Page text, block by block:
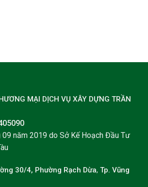
MẠI DỊCH VỤ XÂY DỰNG TRẦN
09 năm 2019 do Sở Kế Hoạch Đầu Tư
30/4, Phường Rạch Dừa, Tp. Vũng